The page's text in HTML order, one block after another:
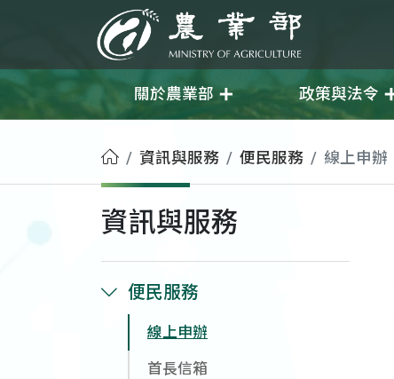
農業部
關於農業部 政策與法令
首頁資訊與服務 便民服務 線上申辦
資訊與服務
便民服務
線上申辦
首長信箱